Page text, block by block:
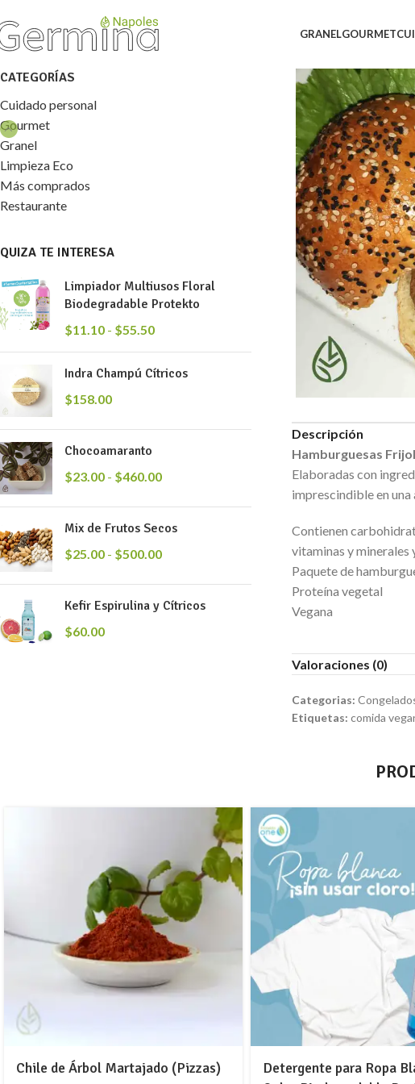
GRANELGOURMET
CATEGORÍAS
Cuidado personal
Gourmet
Granel
Limpieza Eco
Más comprados
Restaurante
QUIZA TE INTERESA
Limpiador Multiusos Floral
Biodegradable Protekto
$11.10 - $55.50
Indra Champú Cítricos
$158.00
Chocoamaranto
$23.00 - $460.00
Mix de Frutos Secos
$25.00 - $500.00
Kefir Espirulina y Cítricos
$60.00
Descripción
Hamburguesas
Elaboradas con
imprescindible en
Contienen
vitaminas y minerales
Paquete de
Proteína vegetal
Vegana
Valoraciones (0)
Categorias:
Etiquetas:comida
Chile de Árbol Martajado (Pizzas)
Detergente para Ropa